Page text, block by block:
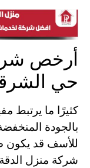
أرخص
حي
كثيرًا ما يرتبط
بالجودة
للأسف قد يكون
شركة منزل